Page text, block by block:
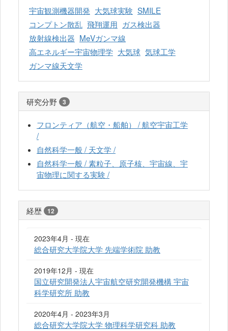
宇宙観測機器開発 大気球実験 SMILE
コンプトン散乱 飛翔運用 ガス検出器
放射線検出器 MeVガンマ線
高エネルギー宇宙物理学 大気球 気球工学
ガンマ線天文学
研究分野 3
フロンティア（航空・船舶） / 航空宇宙工学
/
自然科学一般 / 天文学 /
自然科学一般 / 素粒子、原子核、宇宙線、宇
宙物理に関する実験 /
経歴 12
2023年4月 - 現在
総合研究大学院大学 先端学術院 助教
2019年12月 - 現在
国立研究開発法人宇宙航空研究開発機構 宇宙
科学研究所 助教
2020年4月 - 2023年3月
総合研究大学院大学 物理科学研究科 助教